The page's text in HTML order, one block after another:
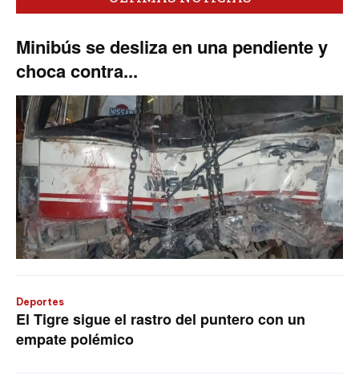
Minibús se desliza en una pendiente y
choca contra...
Deportes
El Tigre sigue el rastro del puntero con un
empate polémico